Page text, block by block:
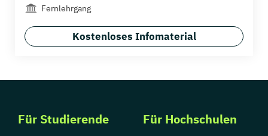
Fernlehrgang
Kostenloses Infomaterial
Für Studierende Für Hochschulen